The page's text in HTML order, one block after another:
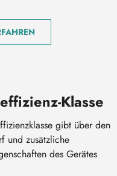
Klasse
gibt über den
und zusätzliche
des Gerätes